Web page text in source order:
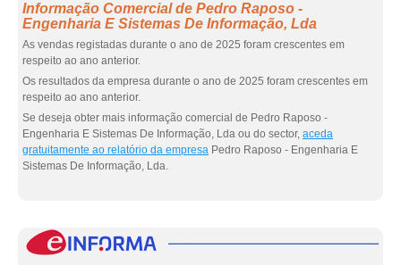
Informação Comercial de Pedro Raposo -
Engenharia E Sistemas De Informação, Lda
As vendas registadas durante o ano de 2025 foram crescentes em
respeito ao ano anterior.
Os resultados da empresa durante o ano de 2025 foram crescentes em
respeito ao ano anterior.
Se deseja obter mais informação comercial de Pedro Raposo -
Engenharia E Sistemas De Informação, Lda ou do sector, aceda
gratuitamente ao relatório da empresa Pedro Raposo - Engenharia E
Sistemas De Informação, Lda.